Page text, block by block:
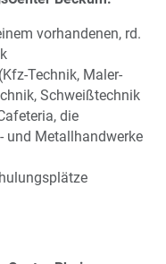
vorhandenen, rd.
Technik, Maler-
Schweißtechnik
die
und Metallhandwerke